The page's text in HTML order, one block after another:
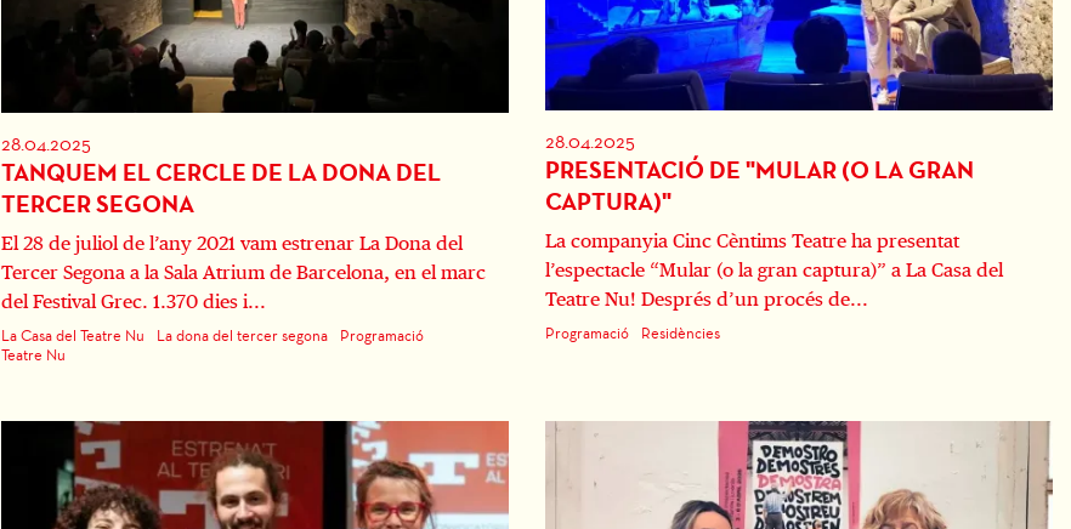
28.04.2025
TANQUEM EL CERCLE DE LA DONA DEL
TERCER SEGONA
El 28 de juliol de l’any 2021 vam estrenar La Dona del
Tercer Segona a la Sala Atrium de Barcelona, en el marc
del Festival Grec. 1.370 dies i...
La Casa del Teatre Nu La dona del tercer segona
Programació
Teatre Nu
28.04.2025
PRESENTACIÓ DE "MULAR (O LA GRAN
CAPTURA)"
La companyia Cinc Cèntims Teatre ha presentat
l’espectacle “Mular (o la gran captura)” a La Casa del
Teatre Nu! Després d’un procés de...
Programació Residències